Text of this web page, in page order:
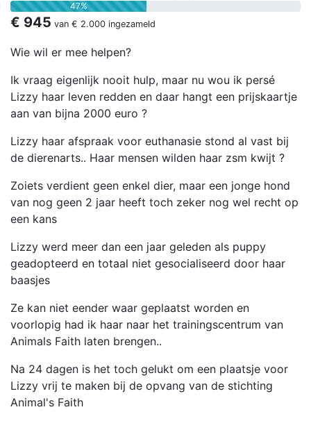
47%
€ 945 van € 2.000 ingezameld
Wie wil er mee helpen?
Ik vraag eigenlijk nooit hulp, maar nu wou ik persé
Lizzy haar leven redden en daar hangt een prijskaartje
aan van bijna 2000 euro ?
Lizzy haar afspraak voor euthanasie stond al vast bij
de dierenarts.. Haar mensen wilden haar zsm kwijt ?
Zoiets verdient geen enkel dier, maar een jonge hond
van nog geen 2 jaar heeft toch zeker nog wel recht op
een kans
Lizzy werd meer dan een jaar geleden als puppy
geadopteerd en totaal niet gesocialiseerd door haar
baasjes
Ze kan niet eender waar geplaatst worden en
voorlopig had ik haar naar het trainingscentrum van
Animals Faith laten brengen..
Na 24 dagen is het toch gelukt om een plaatsje voor
Lizzy vrij te maken bij de opvang van de stichting
Animal's Faith